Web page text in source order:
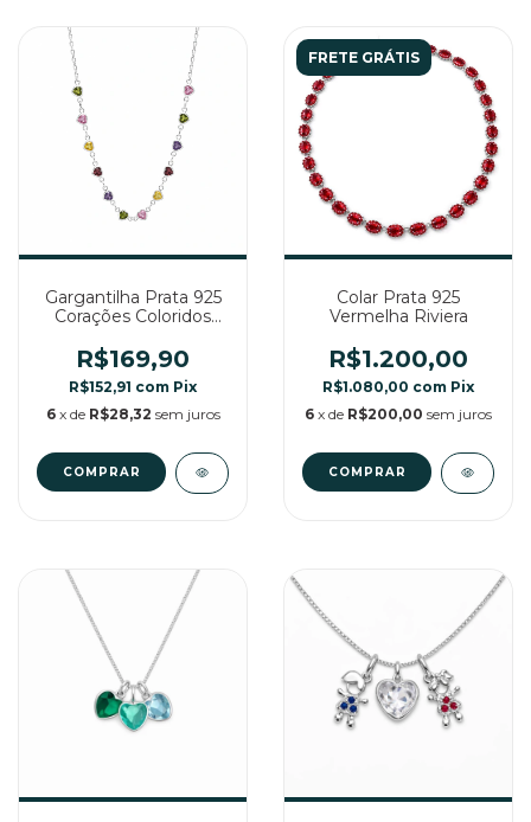
Gargantilha Prata 925
Corações Coloridos
R$169,90
R$152,91 com Pix
6 x de R$28,32 sem juros
FRETE GRÁTIS
Colar Prata 925
Vermelha Riviera
R$1.200,00
R$1.080,00 com Pix
6 x de R$200,00 sem juros